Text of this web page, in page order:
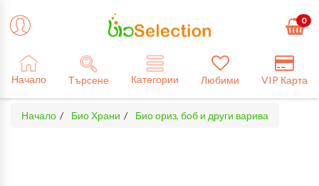
0
Начало Търсене Категории Любими VIP Карта
Начало Био Храни Био ориз, боб и други варива